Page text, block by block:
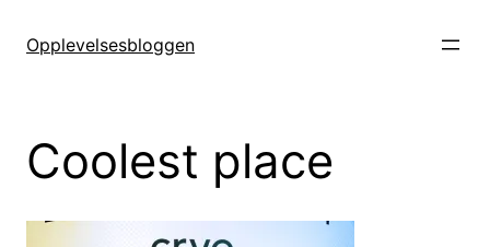
Opplevelsesbloggen
Coolest place